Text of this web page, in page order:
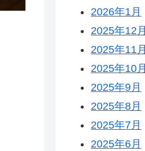
2026年1月
2025年12月
2025年11月
2025年10月
2025年9月
2025年8月
2025年7月
2025年6月